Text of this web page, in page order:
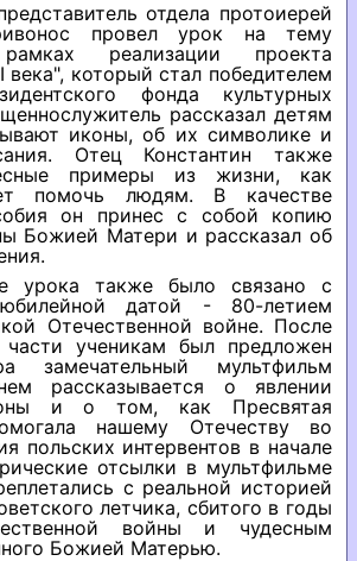
отдела протоиерей
провел урок на тему
реализации проекта
века", который стал победителем
фонда культурных
рассказал детям
иконы, об их символике и
Отец Константин также
примеры из жизни, как
помочь людям. В качестве
он принес с собой копию
Божией Матери и рассказал об
урока также было связано с
датой - 80-летием
Отечественной войне. После
части ученикам был предложен
замечательный мультфильм
рассказывается о явлении
и о том, как Пресвятая
нашему Отечеству во
польских интервентов в начале
отсылки в мультфильме
с реальной историей
летчика, сбитого в годы
войны и чудесным
Божией Матерью.